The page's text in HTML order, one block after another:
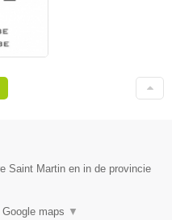
Saint Martin en in de provincie
Google maps ▼